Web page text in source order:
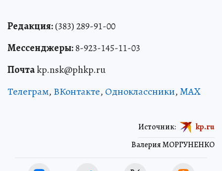
Редакция:(383) 289-91-00
Мессенджеры:8-923-145-11-03
Почтаkp.nsk@phkp.ru
Телеграм, ВКонтакте, Одноклассники,MAX
Валерия МОРГУНЕНКО
Источник: kp.ru